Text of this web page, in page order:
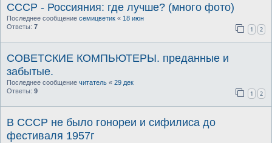
СССР - Россияния: где лучше? (много фото)
Последнее сообщение семицветик « 18 июн
Ответы: 7 1 2
СОВЕТСКИЕ КОМПЬЮТЕРЫ. преданные и
забытые.
Последнее сообщение читатель « 29 дек
Ответы: 9 1 2
В СССР не было гонореи и сифилиса до
фестиваля 1957г